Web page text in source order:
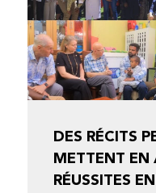
DES RÉCITS
METTENT EN
RÉUSSITES